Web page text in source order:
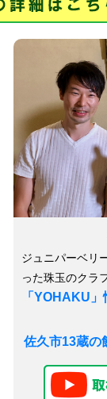
ジュニパーベリ
った珠玉のクラ
「YOHAKU
佐久市13蔵の